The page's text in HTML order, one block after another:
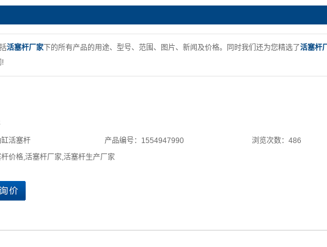
活塞杆厂家 下的所有产品的用途、型号、范围、图片、新闻及价格。同时我们还为您精选了活塞杆
!
活塞杆 产品编号：1554947990
浏览次数：486
价格,活塞杆厂家,活塞杆生产厂家